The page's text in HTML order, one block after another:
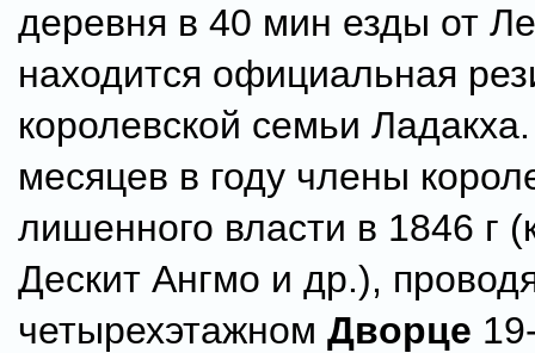
деревня в 40 мин езды от
находится официальная
королевской семьи
месяцев в году члены
лишенного власти в 1846 г
Дескит Ангмо и др.),
четырехэтажном Дворце